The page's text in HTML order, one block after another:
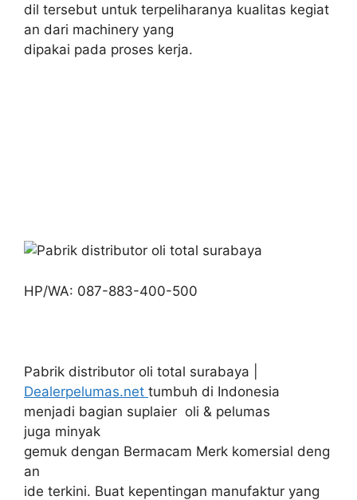
dil tersebut untuk terpeliharanya kualitas kegiat
an dari machinery yang
dipakai pada proses kerja.
HP/WA: 087-883-400-500
Pabrik distributor oli total surabaya |
Dealerpelumas.net tumbuh di Indonesia
menjadi bagian suplaier oli & pelumas
juga minyak
gemuk dengan Bermacam Merk komersial deng
an
ide terkini. Buat kepentingan manufaktur yang